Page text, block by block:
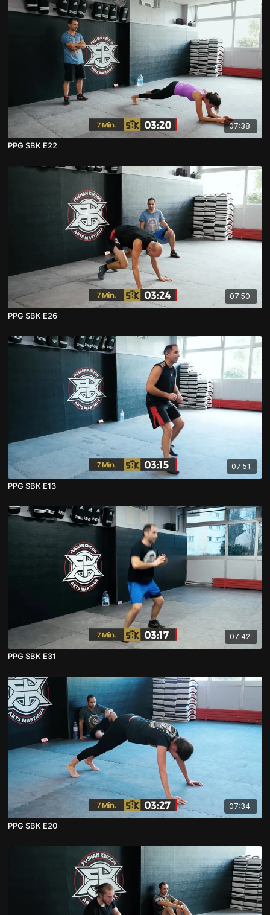
07:38
PPG SBK E22
07:50
PPG SBK E26
07:51
PPG SBK E13
07:42
PPG SBK E31
07:34
PPG SBK E20